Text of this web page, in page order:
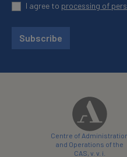
I agree to processing of
Subscribe
Centre of
and Operations of the
CAS, v. v. i.